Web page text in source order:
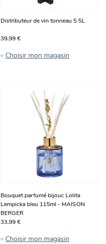
Distributeur de vin tonneau 5.5L
39,99 €
Choisir mon magasin
Bouquet parfumé bijouc Lolita
Lempicka bleu 115ml - MAISON
BERGER
33,99 €
Choisir mon magasin